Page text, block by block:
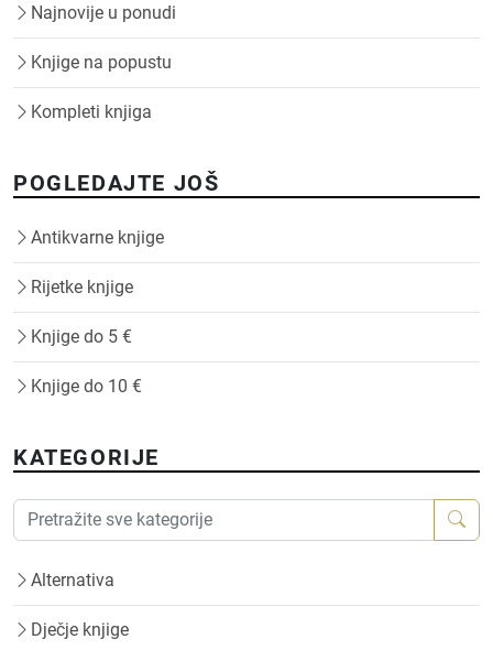
Najnovije u ponudi
Knjige na popustu
Kompleti knjiga
POGLEDAJTE JOŠ
Antikvarne knjige
Rijetke knjige
Knjige do 5 €
Knjige do 10 €
KATEGORIJE
Alternativa
Dječje knjige